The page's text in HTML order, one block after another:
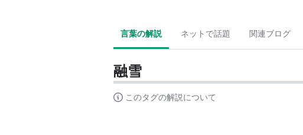
言葉の解説 ネットで話題 関連ブログ
融雪
このタグの解説について